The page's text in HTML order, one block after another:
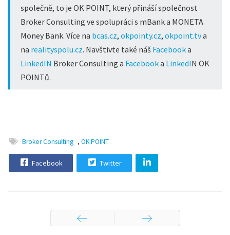
společně, to je OK POINT, který přináší společnost
Broker Consulting ve spolupráci s mBank a MONETA
Money Bank. Více na bcas.cz, okpointy.cz, okpoint.tva
na realityspolu.cz. Navštivte také náš Facebooka
LinkedIN Broker Consulting a Facebooka LinkedIN OK
POINTů.
Broker Consulting , OK POINT
Facebook Twitter